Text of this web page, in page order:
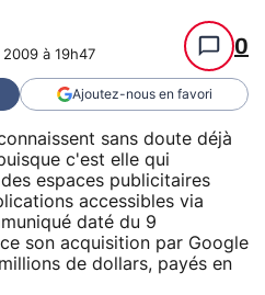
à 19h47 0
Ajoutez-nous en favori
sans doute déjà
c'est elle qui
espaces publicitaires
accessibles via
daté du 9
son acquisition par Google
de dollars, payés en